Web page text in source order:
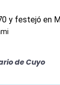
de Cuyo